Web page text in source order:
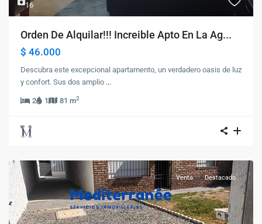
16
Orden De Alquilar!!! Increible Apto En La Ag...
$ 46.000
Descubra este excepcional apartamento, un verdadero oasis de luz
y confort. Sus dos amplio ...
2 1 81 m2
Venta Destacado